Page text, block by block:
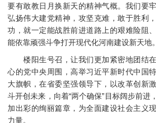
要有敢教日月换新天的精神气概。我们要
弘扬伟大建党精神，攻坚克难，敢于胜利
功，就一定能战胜前进道路上的艰难险阻
能依靠顽强斗争打开现代化河南建设新天地。
楼阳生号召，让我们更加紧密地团结在
心的党中央周围，高举习近平新时代中国
大旗帜，在省委坚强领导下，以改革创新
斗开创未来，向着“两个确保”目标阔步前进
加出彩的绚丽篇章，为全面建设社会主义
力量。